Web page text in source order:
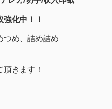
化中！！
つめ、詰め詰め
きます！